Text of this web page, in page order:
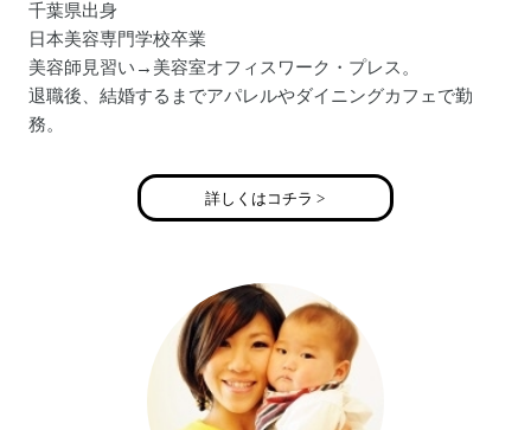
千葉県出身
日本美容専門学校卒業
美容師見習い→美容室オフィスワーク・プレス。
退職後、結婚するまでアパレルやダイニングカフェで勤
務。
他にも、東京限定体験レッスンでこのキャンドルが作れま
詳しくはコチラ >